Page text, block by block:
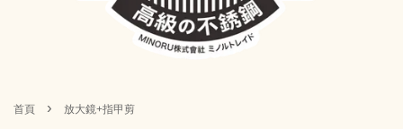
首頁 › 放大鏡+指甲剪